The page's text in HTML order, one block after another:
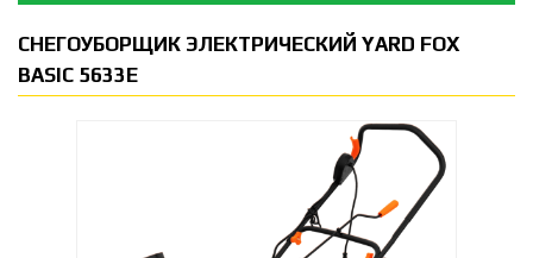
СНЕГОУБОРЩИК ЭЛЕКТРИЧЕСКИЙ YARD FOX
BASIC 5633Е